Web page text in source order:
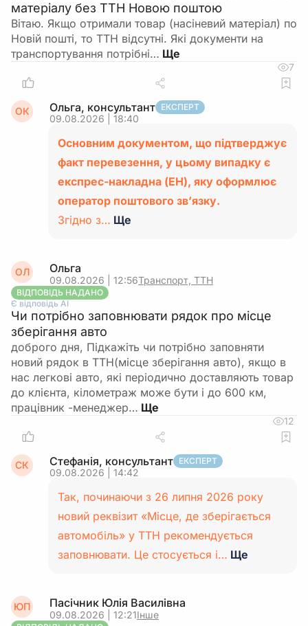
матеріалу без ТТН Новою поштою
Вітаю. Якщо отримали товар (насіневий матеріал) по
Новій пошті, то ТТН відсутні. Які документи на
транспортування потрібні…
7
ОК Ольга, консультант ЕКСПЕРТ
09.08.2026 | 18:40
Основним документом, що підтверджує
факт перевезення, у цьому випадку є
експрес-накладна (ЕН), яку оформлює
оператор поштового зв’язку.
Згідно з… Ще
ОЛ Ольга
09.08.2026 | 12:56Транспорт, ТТН
ВІДПОВІДЬ НАДАНО
Є відповідь АІ
Чи потрібно заповнювати рядок про місце
зберігання авто
доброго дня, Підкажіть чи потрібно заповняти
новий рядок в ТТН(місце зберігання авто), якщо в
нас легкові авто, які періодично доставляють товар
до клієнта, кілометраж може бути і до 600 км,
працівник -менеджер…
12
СК Стефанія, консультант ЕКСПЕРТ
09.08.2026 | 14:42
Так, починаючи з 26 липня 2026 року
новий реквізит «Місце, де зберігається
автомобіль» у ТТН рекомендується
заповнювати. Це стосується і… Ще
ЮП Пасічник Юлія Василівна
09.08.2026 | 12:21Інше